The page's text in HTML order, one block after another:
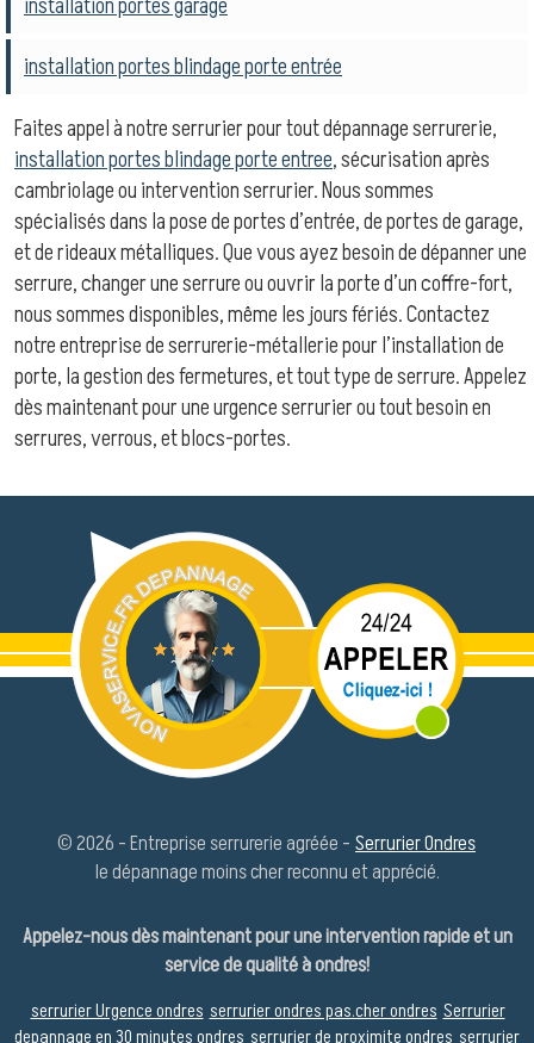
installation portes blindage porte entrée
Faites appel à notre serrurier pour tout dépannage serrurerie,
installation portes blindage porte entree, sécurisation après
cambriolage ou intervention serrurier. Nous sommes
spécialisés dans la pose de portes d’entrée, de portes de garage,
et de rideaux métalliques. Que vous ayez besoin de dépanner une
serrure, changer une serrure ou ouvrir la porte d’un coffre-fort,
nous sommes disponibles, même les jours fériés. Contactez
notre entreprise de serrurerie-métallerie pour l’installation de
porte, la gestion des fermetures, et tout type de serrure. Appelez
dès maintenant pour une urgence serrurier ou tout besoin en
serrures, verrous, et blocs-portes.
© 2026 - Entreprise serrurerie agréée - Serrurier Ondres
le dépannage moins cher reconnu et apprécié.
Appelez-nous dès maintenant pour une intervention rapide et un
service de qualité à ondres!
serrurier Urgence ondres serrurier ondres pas.cher ondres Serrurier
depannage en 30 minutes ondres serrurier de proximite ondres serrurier